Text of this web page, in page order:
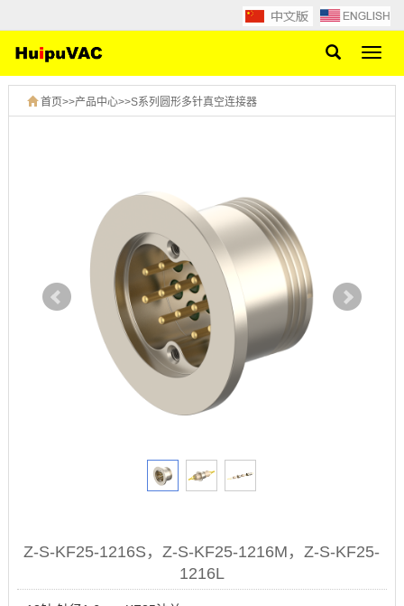
网
导
首页>>产品中心>>S系列圆形多针真空连接器
Z-S-KF25-1216S，Z-S-KF25-1216M，Z-S-KF25-
1216L